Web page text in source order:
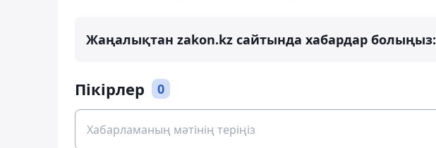
Жаңалықтан zakon.kz сайтында хабардар болыңыз:
Пікірлер 0